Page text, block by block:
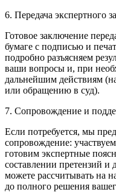
6. Передача экспертного
Готовое заключение
бумаге с подписью и
подробно разъясняем
ваши вопросы и, при
дальнейшим действиям
или обращению в суд).
7. Сопровождение и
Если потребуется, мы
сопровождение:
готовим экспертные
составлении претензий и
можете рассчитывать на
до полного решения